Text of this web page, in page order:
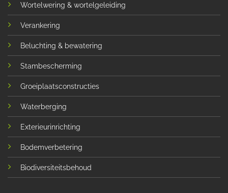
Wortelwering & wortelgeleiding
Verankering
Beluchting & bewatering
Stambescherming
Groeiplaatsconstructies
Waterberging
Exterieurinrichting
Bodemverbetering
Biodiversiteitsbehoud